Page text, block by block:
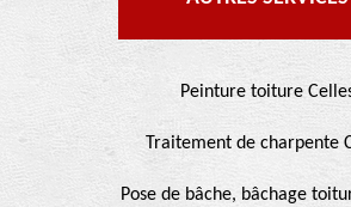
Peinture toiture
Traitement de charpente
Pose de bâche, bâchage